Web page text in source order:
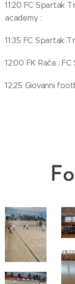
11:20 FC Spartak
academy :
11:35 FC Spartak
12:00 FK Rača :
12:25 Giovanni